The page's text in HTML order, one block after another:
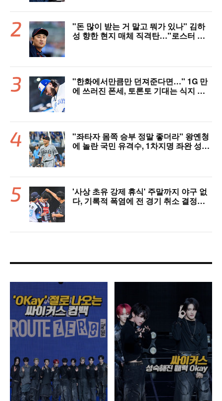
"돈 많이 받는 거 말고 뭐가 있나" 김하
성 향한 현지 매체 직격탄…"로스터 한
"한화에서만큼만 던져준다면…" 1G 만
에 쓰러진 폰세, 토론토 기대는 식지 않
"좌타자 몸쪽 승부 정말 좋더라" 왕옌청
에 놀란 국민 유격수, 1차지명 좌완 성장
'사상 초유 강제 휴식' 주말까지 야구 없
다, 기록적 폭염에 전 경기 취소 결정…1